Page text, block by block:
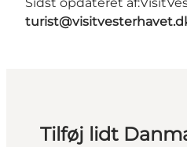
Sidst opdateret af:
Tilføj lidt